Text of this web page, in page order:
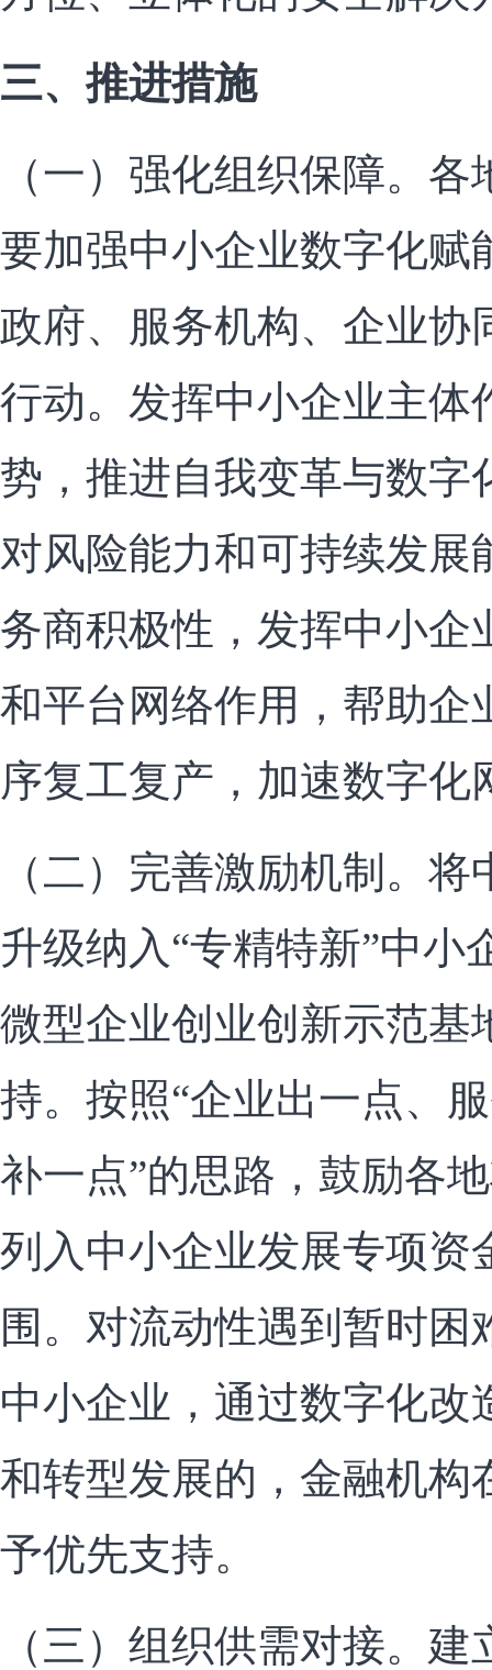
三、推进措施
（一）强化组织保障。
要加强中小企业数字化赋
政府、服务机构、企业协
行动。发挥中小企业主体
势，推进自我变革与数字
对风险能力和可持续发展
务商积极性，发挥中小企
和平台网络作用，帮助企
序复工复产，加速数字化
（二）完善激励机制。
升级纳入“专精特新”中小
微型企业创业创新示范基
持。按照“企业出一点、
补一点”的思路，鼓励各
列入中小企业发展专项资
围。对流动性遇到暂时
中小企业，通过数字化改
和转型发展的，金融机构
予优先支持。
（三）组织供需对接。